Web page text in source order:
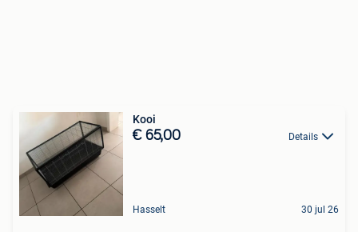
Kooi
€ 65,00 Details
Hasselt 30 jul 26